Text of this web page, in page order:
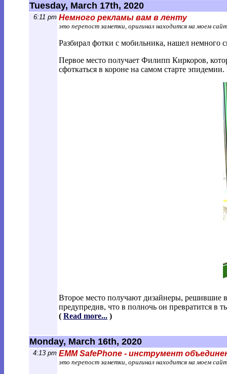
Tuesday, March 17th, 2020
6:11 pm Немного рекламы вам в ленту
это перепост заметки, оригинал находится на моем
Разбирал фотки с мобильника, нашел немного
Первое место получает Филипп Киркоров,
сфоткаться в короне на самом старте
Второе место получают дизайнеры, решившие
предупредив, что в полночь он превратится в
( Read more... )
Monday, March 16th, 2020
4:13 pm EMM SafePhone - инструмент
это перепост заметки, оригинал находится на моем